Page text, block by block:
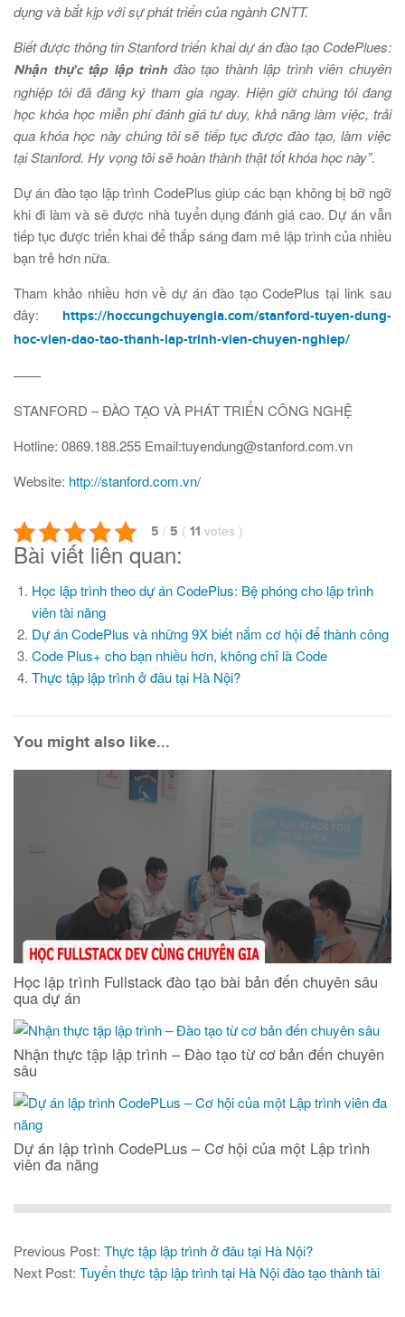
dụng và bắt kịp với sự phát triển của ngành CNTT.
Biết được thông tin Stanford triển khai dự án đào tạo CodePlues:
Nhận thực tập lập trình đào tạo thành lập trình viên chuyên
nghiệp tôi đã đăng ký tham gia ngay. Hiện giờ chúng tôi đang
học khóa học miễn phí đánh giá tư duy, khả năng làm việc, trải
qua khóa học này chúng tôi sẽ tiếp tục được đào tạo, làm việc
tại Stanford. Hy vọng tôi sẽ hoàn thành thật tốt khóa học này”.
Dự án đào tạo lập trình CodePlus giúp các bạn không bị bỡ ngỡ
khi đi làm và sẽ được nhà tuyển dụng đánh giá cao. Dự án vẫn
tiếp tục được triển khai để thắp sáng đam mê lập trình của nhiều
bạn trẻ hơn nữa.
Tham khảo nhiều hơn về dự án đào tạo CodePlus tại link sau
đây:
https://hoccungchuyengia.com/stanford-tuyen-dung-
hoc-vien-dao-tao-thanh-lap-trinh-vien-chuyen-nghiep/
——
STANFORD – ĐÀO TẠO VÀ PHÁT TRIỂN CÔNG NGHỆ
Hotline: 0869.188.255 Email:tuyendung@stanford.com.vn
Website: http://stanford.com.vn/
5 / 5 ( 11 votes )
Bài viết liên quan:
Học lập trình theo dự án CodePlus: Bệ phóng cho lập trình
viên tài năng
Dự án CodePlus và những 9X biết nắm cơ hội để thành công
Code Plus+ cho bạn nhiều hơn, không chỉ là Code
Thực tập lập trình ở đâu tại Hà Nội?
You might also like...
Học lập trình Fullstack đào tạo bài bản đến chuyên sâu
qua dự án
Nhận thực tập lập trình – Đào tạo từ cơ bản đến chuyên
sâu
Dự án lập trình CodePLus – Cơ hội của một Lập trình
viên đa năng
Previous Post: Thực tập lập trình ở đâu tại Hà Nội?
Next Post: Tuyển thực tập lập trình tại Hà Nội đào tạo thành tài